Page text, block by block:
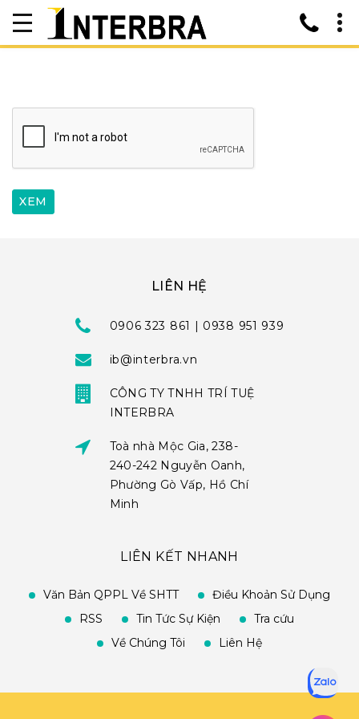
LIÊN HỆ
0906 323 861 | 0938 951 939
ib@interbra.vn
CÔNG TY TNHH TRÍ TUỆ
INTERBRA
Toà nhà Mộc Gia, 238-
240-242 Nguyễn Oanh,
Phường Gò Vấp, Hồ Chí
Minh
LIÊN KẾT NHANH
Văn Bản QPPL Về SHTT
Điều Khoản Sử Dụng
RSS
Tin Tức Sự Kiện
Tra cứu
Về Chúng Tôi
Liên Hệ